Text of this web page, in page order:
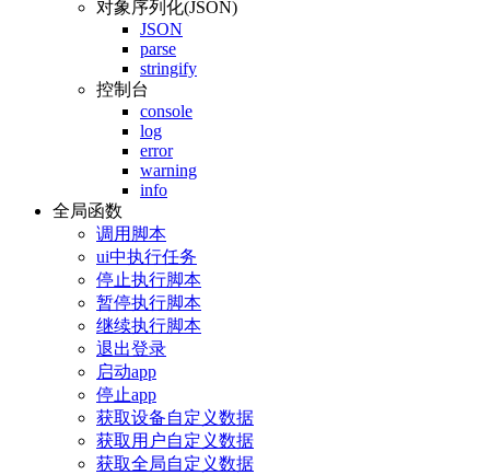
对象序列化(JSON)
JSON
parse
stringify
控制台
console
log
error
warning
info
全局函数
调用脚本
ui中执行任务
停止执行脚本
暂停执行脚本
继续执行脚本
退出登录
启动app
停止app
获取设备自定义数据
获取用户自定义数据
获取全局自定义数据